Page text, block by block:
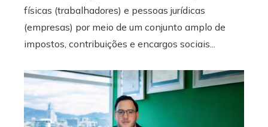
físicas (trabalhadores) e pessoas jurídicas
(empresas) por meio de um conjunto amplo de
impostos, contribuições e encargos sociais...